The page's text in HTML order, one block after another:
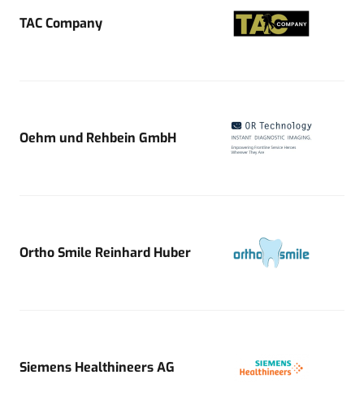
TAC Company
Oehm und Rehbein GmbH
Ortho Smile Reinhard Huber
Siemens Healthineers AG